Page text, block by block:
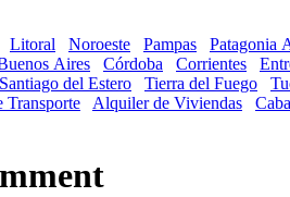
Litoral Noroeste Pampas Patagonia
Aires Córdoba Corrientes
Santiago del Estero Tierra del Fuego
Transporte Alquiler de Viviendas